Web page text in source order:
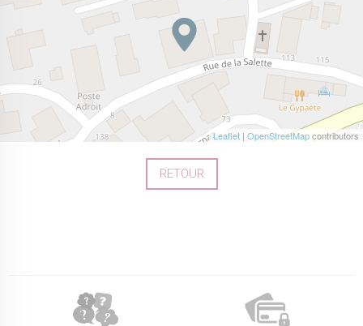
Leaflet | OpenStreetMapcontributors
RETOUR